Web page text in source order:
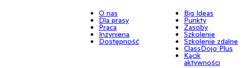
O nas
Dla prasy
Praca
Inżynieria
Dostępność
Big Ideas
Punkty
Zasoby
Szkolenie
Szkolenie zdalne
ClassDojo Plus
Kącik
aktywności